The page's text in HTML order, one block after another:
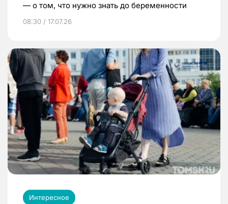
— о том, что нужно знать до беременности
08:30 / 17.07.26
Интересное